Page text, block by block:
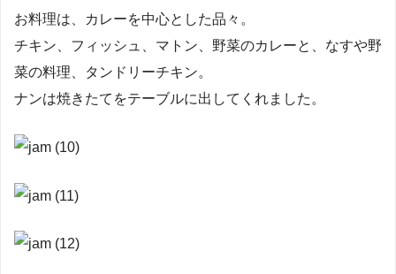
お料理は、カレーを中心とした品々。
チキン、フィッシュ、マトン、野菜のカレーと、なすや野
菜の料理、タンドリーチキン。
ナンは焼きたてをテーブルに出してくれました。